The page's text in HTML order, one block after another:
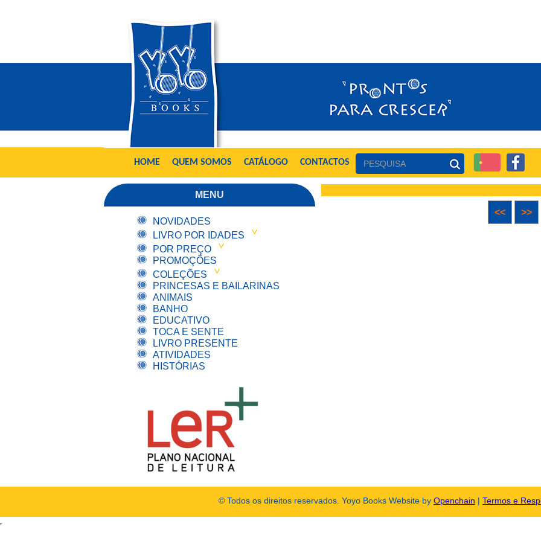
HOME QUEM SOMOS CATÁLOGO CONTACTOS
MENU
NOVIDADES
LIVRO POR IDADES
POR PREÇO
PROMOÇÕES
COLEÇÕES
PRINCESAS E BAILARINAS
ANIMAIS
BANHO
EDUCATIVO
TOCA E SENTE
LIVRO PRESENTE
ATIVIDADES
HISTÓRIAS
<< >>
© Todos os direitos reservados. Yoyo Books Website by Openchain | Termos e